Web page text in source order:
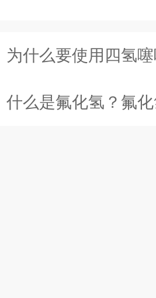
为什么要使用四氢噻吩检
什么是氟化氢？氟化氢检测仪在